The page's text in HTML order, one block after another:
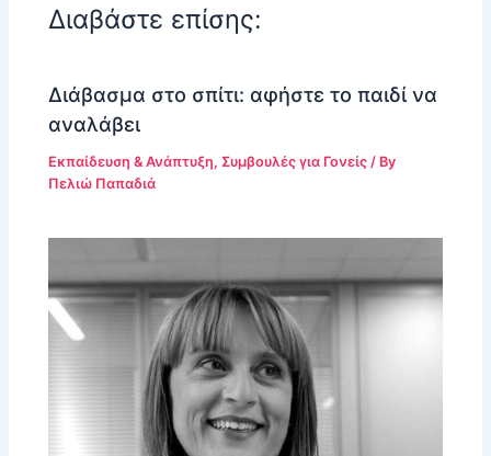
Διαβάστε επίσης:
Διάβασμα στο σπίτι: αφήστε το παιδί να
αναλάβει
Εκπαίδευση & Ανάπτυξη, Συμβουλές για Γονείς / By
Πελιώ Παπαδιά